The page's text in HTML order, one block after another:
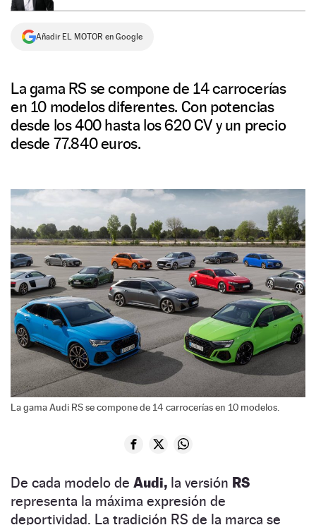
Añadir EL MOTOR en Google
La gama RS se compone de 14 carrocerías
en 10 modelos diferentes. Con potencias
desde los 400 hasta los 620 CV y un precio
desde 77.840 euros.
La gama Audi RS se compone de 14 carrocerías en 10 modelos.
De cada modelo de Audi, la versión RS
representa la máxima expresión de
deportividad. La tradición RS de la marca se